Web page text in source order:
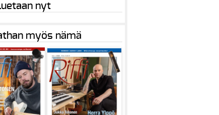
nyt
myös nämä